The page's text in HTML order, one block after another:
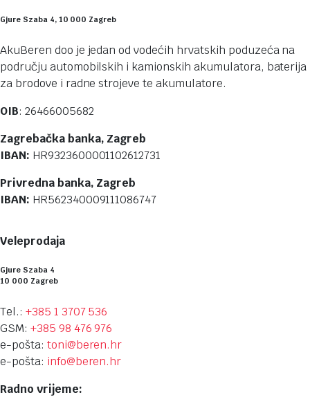
Gjure Szaba 4, 10 000 Zagreb
AkuBeren doo je jedan od vodećih hrvatskih poduzeća na
području automobilskih i kamionskih akumulatora, baterija
za brodove i radne strojeve te akumulatore.
OIB: 26466005682
Zagrebačka banka, Zagreb
IBAN: HR9323600001102612731
Privredna banka, Zagreb
IBAN: HR562340009111086747
Veleprodaja
Gjure Szaba 4
10 000 Zagreb
Tel.: +385 1 3707 536
GSM: +385 98 476 976
e-pošta: toni@beren.hr
e-pošta: info@beren.hr
Radno vrijeme: